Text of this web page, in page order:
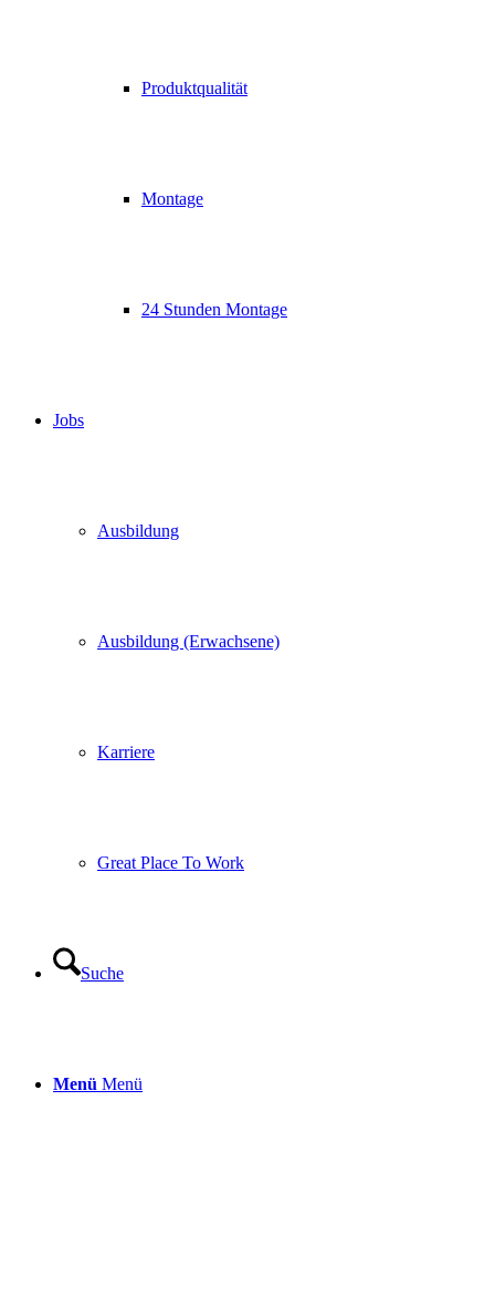
Produktqualität
Montage
24 Stunden Montage
Jobs
Ausbildung
Ausbildung (Erwachsene)
Karriere
Great Place To Work
Suche
Menü Menü